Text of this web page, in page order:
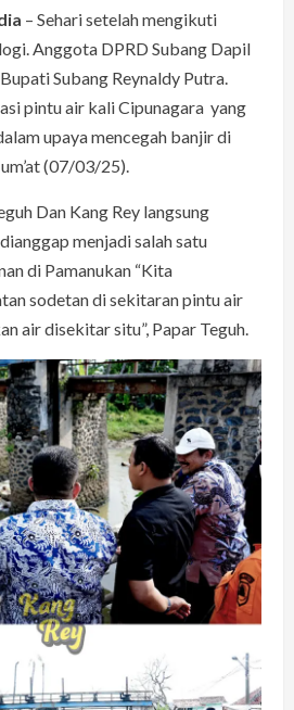
– Sehari setelah mengikuti
Anggota DPRD Subang Dapil
Subang Reynaldy Putra.
pintu air kali Cipunagara yang
upaya mencegah banjir di
(07/03/25).
Dan Kang Rey langsung
menjadi salah satu
di Pamanukan “Kita
sodetan di sekitaran pintu air
air disekitar situ”, Papar Teguh.